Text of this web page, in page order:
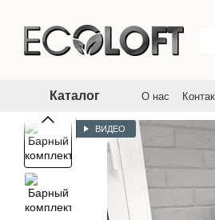
Каталог О нас
ВИДЕО